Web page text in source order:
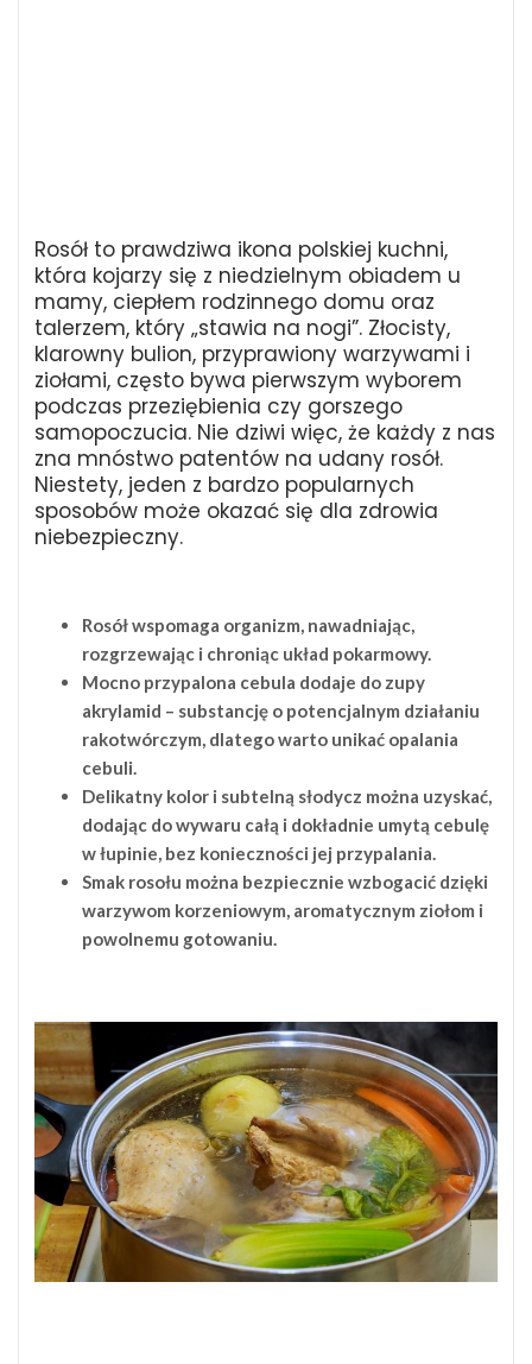
Rosół to prawdziwa ikona polskiej kuchni,
która kojarzy się z niedzielnym obiadem u
mamy, ciepłem rodzinnego domu oraz
talerzem, który „stawia na nogi”. Złocisty,
klarowny bulion, przyprawiony warzywami i
ziołami, często bywa pierwszym wyborem
podczas przeziębienia czy gorszego
samopoczucia. Nie dziwi więc, że każdy z nas
zna mnóstwo patentów na udany rosół.
Niestety, jeden z bardzo popularnych
sposobów może okazać się dla zdrowia
niebezpieczny.
Rosół wspomaga organizm, nawadniając,
rozgrzewając i chroniąc układ pokarmowy.
Mocno przypalona cebula dodaje do zupy
akrylamid – substancję o potencjalnym działaniu
rakotwórczym, dlatego warto unikać opalania
cebuli.
Delikatny kolor i subtelną słodycz można uzyskać,
dodając do wywaru całą i dokładnie umytą cebulę
w łupinie, bez konieczności jej przypalania.
Smak rosołu można bezpiecznie wzbogacić dzięki
warzywom korzeniowym, aromatycznym ziołom i
powolnemu gotowaniu.